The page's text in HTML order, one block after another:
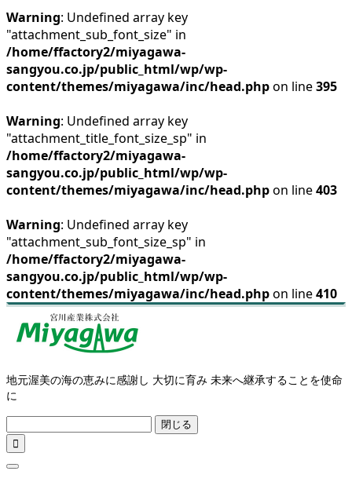
Warning: Undefined array key
"attachment_sub_font_size" in
/home/ffactory2/miyagawa-
sangyou.co.jp/public_html/wp/wp-
content/themes/miyagawa/inc/head.phpon line395
Warning: Undefined array key
"attachment_title_font_size_sp" in
/home/ffactory2/miyagawa-
sangyou.co.jp/public_html/wp/wp-
content/themes/miyagawa/inc/head.phpon line403
Warning: Undefined array key
"attachment_sub_font_size_sp" in
/home/ffactory2/miyagawa-
sangyou.co.jp/public_html/wp/wp-
content/themes/miyagawa/inc/head.phpon line410
地元渥美の海の恵みに感謝し 大切に育み 未来へ継承することを使命
に
閉じる
